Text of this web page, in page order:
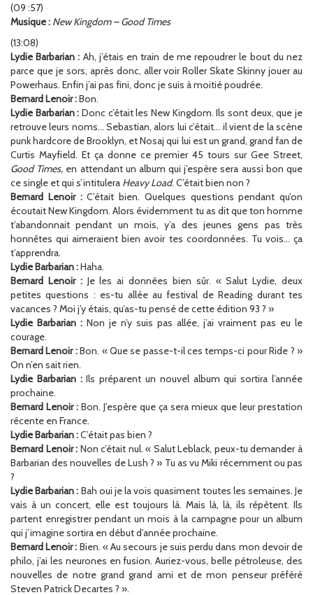
(09 :57)
Musique : New Kingdom – Good Times
(13:08)
Lydie Barbarian : Ah, j’étais en train de me repoudrer le bout du nez
parce que je sors, après donc, aller voir Roller Skate Skinny jouer au
Powerhaus. Enfin j’ai pas fini, donc je suis à moitié poudrée.
Bernard Lenoir :Bon.
Lydie Barbarian : Donc c’était les New Kingdom. Ils sont deux, que je
retrouve leurs noms… Sebastian, alors lui c’était… il vient de la scène
punk hardcore de Brooklyn, et Nosaj qui lui est un grand, grand fan de
Curtis Mayfield. Et ça donne ce premier 45 tours sur Gee Street,
Good Times, en attendant un album qui j’espère sera aussi bon que
ce single et qui s’intitulera Heavy Load. C’était bien non ?
Bernard Lenoir :C’était bien. Quelques questions pendant qu’on
écoutait New Kingdom. Alors évidemment tu as dit que ton homme
t’abandonnait pendant un mois, y’a des jeunes gens pas très
honnêtes qui aimeraient bien avoir tes coordonnées. Tu vois… ça
t’apprendra.
Lydie Barbarian :Haha.
Bernard Lenoir :Je les ai données bien sûr. « Salut Lydie, deux
petites questions : es-tu allée au festival de Reading durant tes
vacances ? Moi j’y étais, qu’as-tu pensé de cette édition 93 ? »
Lydie Barbarian : Non je n’y suis pas allée, j’ai vraiment pas eu le
courage.
Bernard Lenoir :Bon. « Que se passe-t-il ces temps-ci pour Ride ? »
On n’en sait rien.
Lydie Barbarian :Ils préparent un nouvel album qui sortira l’année
prochaine.
Bernard Lenoir : Bon. J’espère que ça sera mieux que leur prestation
récente en France.
Lydie Barbarian :C’était pas bien ?
Bernard Lenoir : Non c’était nul. « Salut Leblack, peux-tu demander à
Barbarian des nouvelles de Lush ? » Tu as vu Miki récemment ou pas
?
Lydie Barbarian : Bah oui je la vois quasiment toutes les semaines. Je
vais à un concert, elle est toujours là. Mais là, là, ils répètent. Ils
partent enregistrer pendant un mois à la campagne pour un album
qui j’imagine sortira en début d’année prochaine.
Bernard Lenoir : Bien. « Au secours je suis perdu dans mon devoir de
philo, j’ai les neurones en fusion. Auriez-vous, belle pétroleuse, des
nouvelles de notre grand grand ami et de mon penseur préféré
Steven Patrick Decartes ? ».